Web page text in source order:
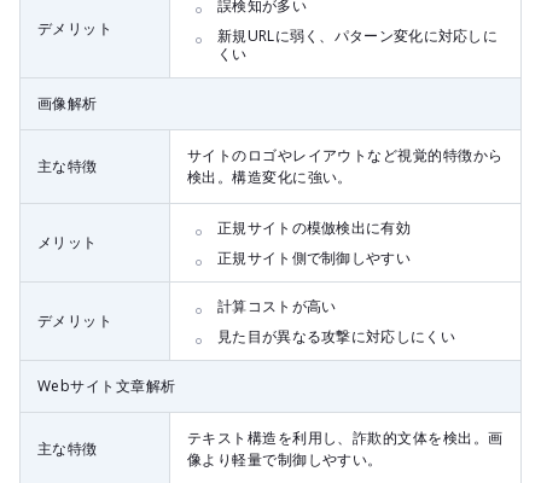
デメリット
誤検知が多い
新規URLに弱く、パターン変化に対応しに
くい
画像解析
主な特徴
サイトのロゴやレイアウトなど視覚的特徴から
検出。構造変化に強い。
メリット
正規サイトの模倣検出に有効
正規サイト側で制御しやすい
デメリット
計算コストが高い
見た目が異なる攻撃に対応しにくい
Webサイト文章解析
主な特徴
テキスト構造を利用し、詐欺的文体を検出。画
像より軽量で制御しやすい。